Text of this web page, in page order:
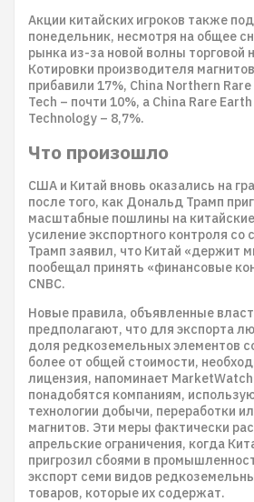
Акции китайских игроков также
понедельник, несмотря на общее
рынка из-за новой волны торговой
Котировки производителя
прибавили 17%, China Northern
Tech – почти 10%, а China Rare
Technology – 8,7%.
Что произошло
США и Китай вновь оказались на
после того, как Дональд Трамп
масштабные пошлины на
усиление экспортного контроля со
Трамп заявил, что Китай «держит
пообещал принять «финансовые
CNBC.
Новые правила, объявленные
предполагают, что для экспорта
доля редкоземельных элементов
более от общей стоимости,
лицензия, напоминает
понадобятся компаниям,
технологии добычи, переработки
магнитов. Эти меры фактически
апрельские ограничения, когда
пригрозил сбоями в
экспорт семи видов
товаров, которые их содержат.